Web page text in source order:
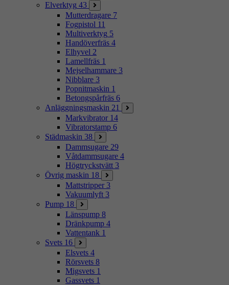
Elverktyg 43
Mutterdragare 7
Fogpistol 11
Multiverktyg 5
Handöverfräs 4
Elhyvel 2
Lamellfräs 1
Mejselhammare 3
Nibblare 3
Popnitmaskin 1
Betongspårfräs 6
Anläggningsmaskin 21
Markvibrator 14
Vibratorstamp 6
Städmaskin 38
Dammsugare 29
Våtdammsugare 4
Högtryckstvätt 3
Övrig maskin 18
Mattstripper 3
Vakuumlyft 3
Pump 18
Länspump 8
Dränkpump 4
Vattentank 1
Svets 16
Elsvets 4
Rörsvets 8
Migsvets 1
Gassvets 1